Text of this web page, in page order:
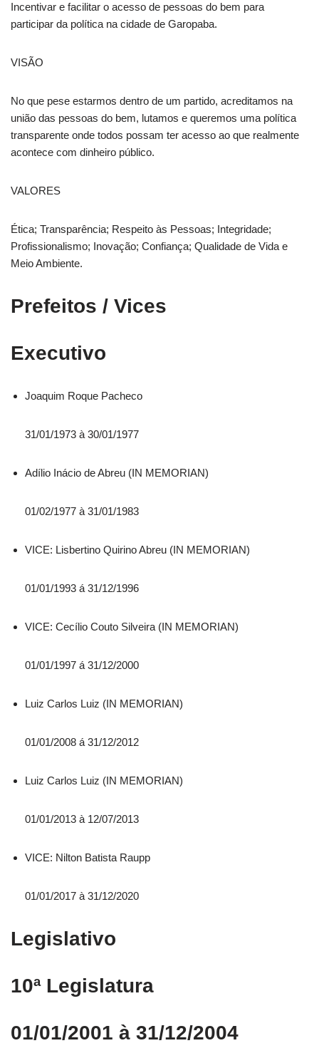
Incentivar e facilitar o acesso de pessoas do bem para
participar da política na cidade de Garopaba.
VISÃO
No que pese estarmos dentro de um partido, acreditamos na
união das pessoas do bem, lutamos e queremos uma política
transparente onde todos possam ter acesso ao que realmente
acontece com dinheiro público.
VALORES
Ética; Transparência; Respeito às Pessoas; Integridade;
Profissionalismo; Inovação; Confiança; Qualidade de Vida e
Meio Ambiente.
Prefeitos / Vices
Executivo
Joaquim Roque Pacheco
31/01/1973 à 30/01/1977
Adílio Inácio de Abreu (IN MEMORIAN)
01/02/1977 à 31/01/1983
VICE: Lisbertino Quirino Abreu (IN MEMORIAN)
01/01/1993 á 31/12/1996
VICE: Cecílio Couto Silveira (IN MEMORIAN)
01/01/1997 á 31/12/2000
Luiz Carlos Luiz (IN MEMORIAN)
01/01/2008 á 31/12/2012
Luiz Carlos Luiz (IN MEMORIAN)
01/01/2013 à 12/07/2013
VICE: Nilton Batista Raupp
01/01/2017 à 31/12/2020
Legislativo
10ª Legislatura
01/01/2001 à 31/12/2004